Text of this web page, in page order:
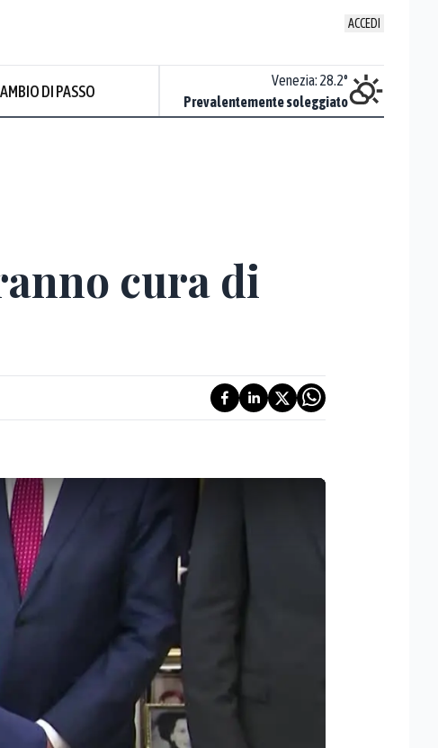
ACCEDI
DI PASSO
soleggiato
Venezia: 28.2°
Prevalentemente soleggiato
cura di